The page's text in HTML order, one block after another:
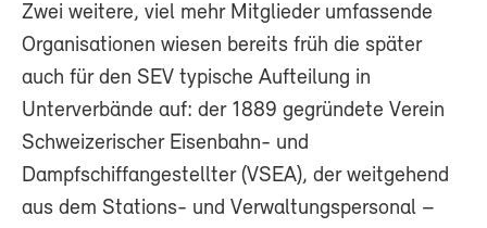
Zwei weitere, viel mehr Mitglieder umfassende
Organisationen wiesen bereits früh die später
auch für den SEV typische Aufteilung in
Unterverbände auf: der 1889 gegründete Verein
Schweizerischer Eisenbahn- und
Dampfschiffangestellter (VSEA), der weitgehend
aus dem Stations- und Verwaltungspersonal –